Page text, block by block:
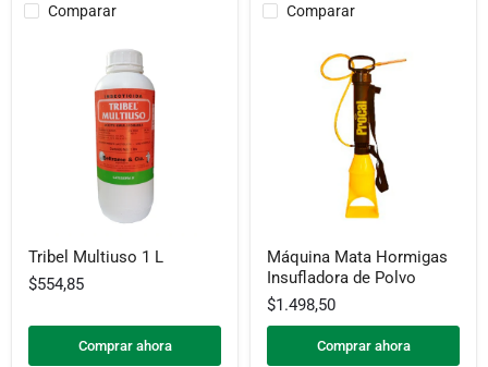
Comparar
Multiuso
1
L
Tribel Multiuso 1 L
$554,85
Comprar ahora
Comparar
Mata
Hormigas
Insufladora
de
Polvo
Máquina Mata Hormigas
Insufladora de Polvo
$1.498,50
Comprar ahora